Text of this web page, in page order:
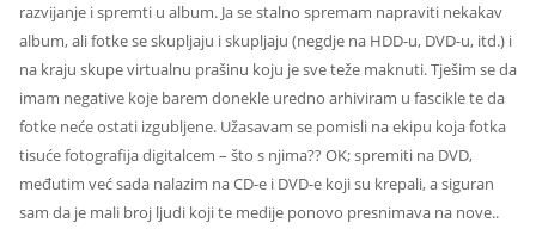
razvijanje i spremti u album. Ja se stalno spremam napraviti nekakav
album, ali fotke se skupljaju i skupljaju (negdje na HDD-u, DVD-u, itd.) i
na kraju skupe virtualnu prašinu koju je sve teže maknuti. Tješim se da
imam negative koje barem donekle uredno arhiviram u fascikle te da
fotke neće ostati izgubljene. Užasavam se pomisli na ekipu koja fotka
tisuće fotografija digitalcem – što s njima?? OK; spremiti na DVD,
međutim već sada nalazim na CD-e i DVD-e koji su krepali, a siguran
sam da je mali broj ljudi koji te medije ponovo presnimava na nove..